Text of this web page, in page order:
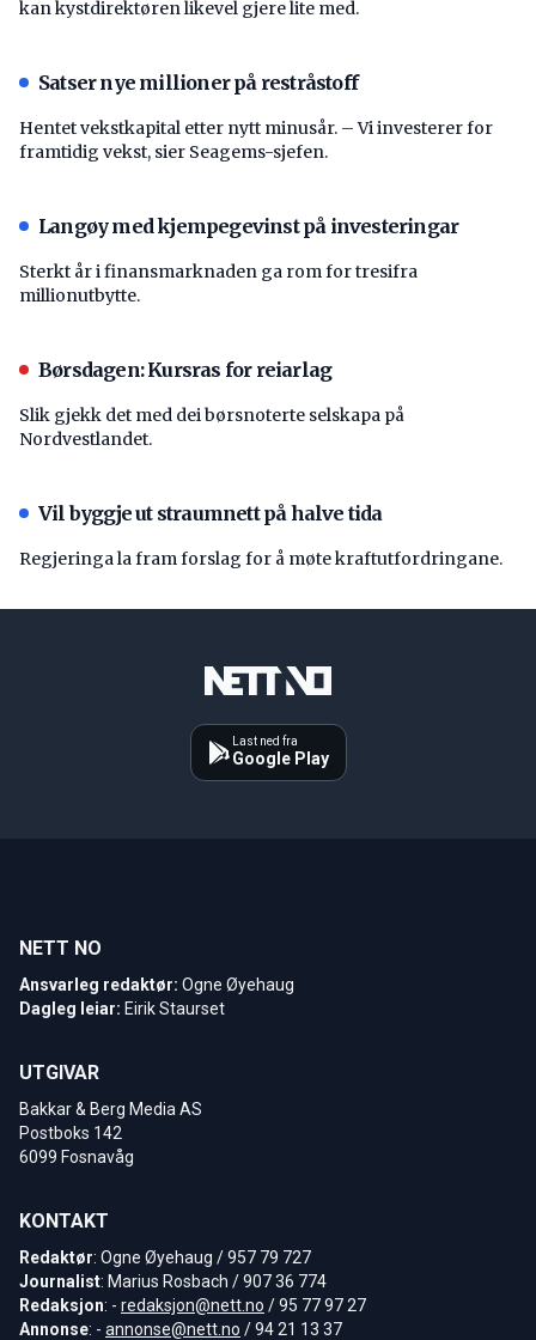
kan kystdirektøren likevel gjere lite med.
Satser nye millioner på restråstoff
Hentet vekstkapital etter nytt minusår. – Vi investerer for
framtidig vekst, sier Seagems-sjefen.
Langøy med kjempegevinst på investeringar
Sterkt år i finansmarknaden ga rom for tresifra
millionutbytte.
Børsdagen: Kursras for reiarlag
Slik gjekk det med dei børsnoterte selskapa på
Nordvestlandet.
Vil byggje ut straumnett på halve tida
Regjeringa la fram forslag for å møte kraftutfordringane.
Last ned fra
Google Play
NETT NO
Ansvarleg redaktør: Ogne Øyehaug
Dagleg leiar: Eirik Staurset
UTGIVAR
Bakkar & Berg Media AS
Postboks 142
6099 Fosnavåg
KONTAKT
Redaktør: Ogne Øyehaug / 957 79 727
Journalist: Marius Rosbach / 907 36 774
Redaksjon: - redaksjon@nett.no / 95 77 97 27
Annonse: - annonse@nett.no / 94 21 13 37